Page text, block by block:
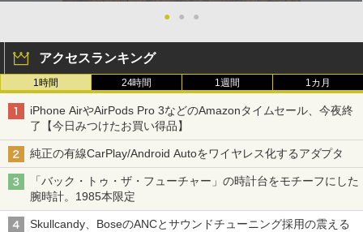
● ● ●
アクセスランキング
1時間 24時間 1週間 1カ月
iPhone AirやAirPods Pro 3などのAmazonタイムセール、今夜終
了【今日みつけたお買い得品】
純正の有線CarPlay/Android Autoをワイヤレス化するアダプタ
「バック・トゥ・ザ・フューチャー」の時計台をモチーフにした
腕時計。1985本限定
Skullcandy、BoseのANCとサウンドチューニング採用の震える